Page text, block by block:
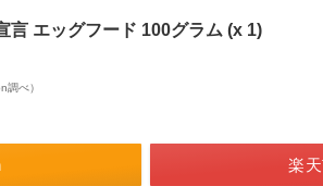
言 エッグフード 100グラム (x 1)
調べ）
楽